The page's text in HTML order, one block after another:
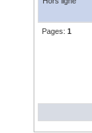
Pages: 1